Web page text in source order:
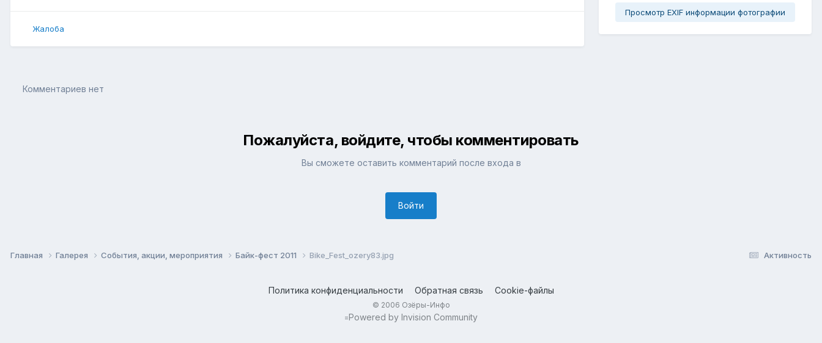
Жалоба
Просмотр EXIF информации фотографии
Комментариев нет
Пожалуйста, войдите, чтобы комментировать
Вы сможете оставить комментарий после входа в
Войти
Активность
Главная Галерея События, акции, мероприятия Байк-фест 2011 Bike_Fest_ozery83.jpg
Политика конфиденциальности Обратная связь Cookie-файлы
© 2006 Озёры-Инфо
=Powered by Invision Community